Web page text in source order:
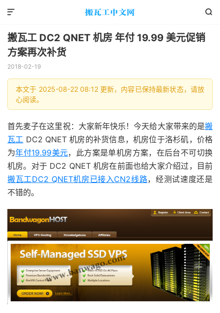


搬瓦工 DC2 QNET 机房 年付 19.99 美元促销
方案再次补货
2018-02-19
本文于 2025-08-22 08:12 更新，内容已保持最新状态，请放
心阅读。
首先麦子在这里祝：大家新年快乐！今天给大家带来的是搬
瓦工 DC2 QNET 机房的补货信息，机房位于洛杉矶，价格
为年付19.99美元，此方案是单机房方案，在后台不可切换
机房。对于 DC2 QNET 机房在前面也给大家介绍过，目前
搬瓦工DC2 QNET机房已接入CN2线路，经测试速度还是
不错的。